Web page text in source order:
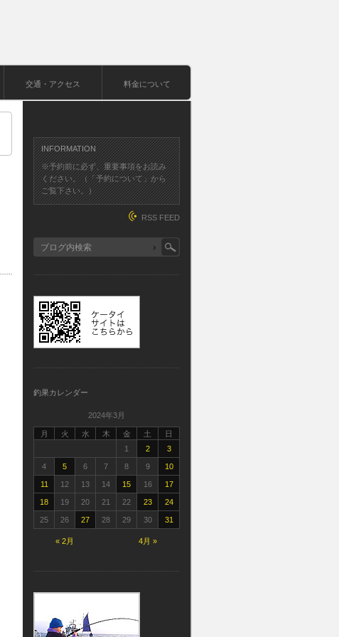
交通・アクセス 料金について
INFORMATION
※予約前に必ず、重要事項をお読み
ください。（「予約について」から
ご覧下さい。）
RSS FEED
釣果カレンダー
2024年3月
月 火 水 木 金 土 日
« 2月 4月 »
1 2 3
4 5 6 7 8 9 10
11 12 13 14 15 16 17
18 19 20 21 22 23 24
25 26 27 28 29 30 31